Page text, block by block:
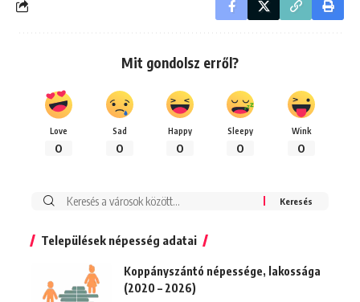
Mit gondolsz erről?
Love
0
Sad
0
Happy
0
Sleepy
0
Wink
0
Keresés:
Települések népesség adatai
Koppányszántó népessége, lakossága
(2020 – 2026)